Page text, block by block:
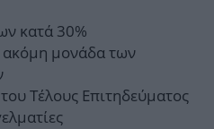
κατά 30%
μονάδα των
Τέλους Επιτηδεύματος